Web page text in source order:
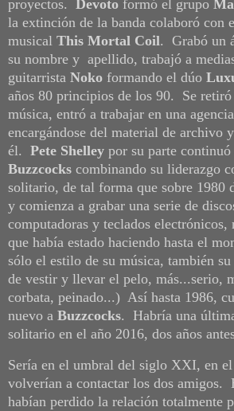
proyectos. Devoto formó el grupo
la extinción de la banda colaboró con
musical This Mortal Coil. Grabó un
su nombre y apellido, trabajó a
guitarrista Noko formando el dúo
años 80 principios de los 90. Se
música, entró a trabajar en una
encargándose del material de archivo
él. Pete Shelley por su parte
Buzzcocks combinando su liderazgo
solitario, de tal forma que sobre 1980
y comienza a grabar una serie de
computadoras y teclados electrónicos,
que había estado haciendo hasta el
sólo el estilo de su música, también
de vestir y llevar el pelo, más...serio,
corbata, peinado...) Así hasta 1986,
nuevo a Buzzcocks. Habría una
solitario en el año 2016, dos años
Sería en el umbral del siglo XXI, en
volverían a contactar los dos amigos.
habían perdido la relación totalmente